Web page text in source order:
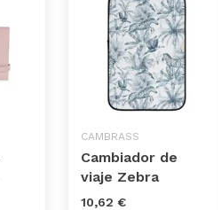
CAMBRASS
Cambiador de
viaje Zebra
10,62 €